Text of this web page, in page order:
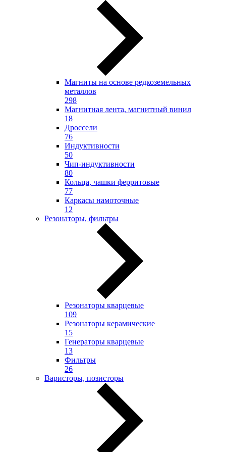
Магниты на основе редкоземельных
металлов
298
Магнитная лента, магнитный винил
18
Дроссели
76
Индуктивности
50
Чип-индуктивности
80
Кольца, чашки ферритовые
77
Каркасы намоточные
12
Резонаторы, фильтры
Резонаторы кварцевые
109
Резонаторы керамические
15
Генераторы кварцевые
13
Фильтры
26
Варисторы, позисторы